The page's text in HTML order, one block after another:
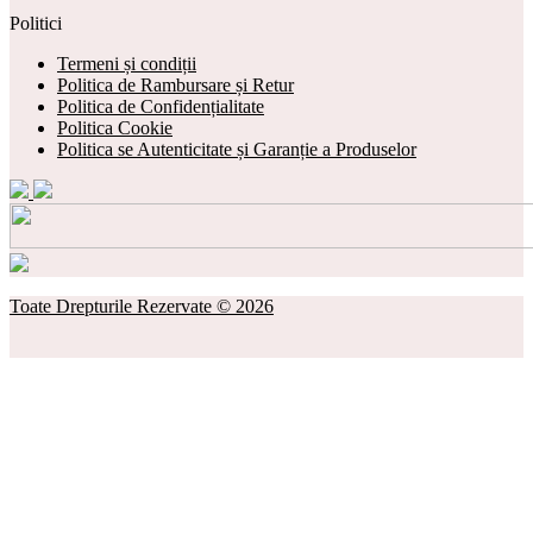
Politici
Termeni și condiții
Politica de Rambursare și Retur
Politica de Confidențialitate
Politica Cookie
Politica se Autenticitate și Garanție a Produselor
Toate Drepturile Rezervate © 2026